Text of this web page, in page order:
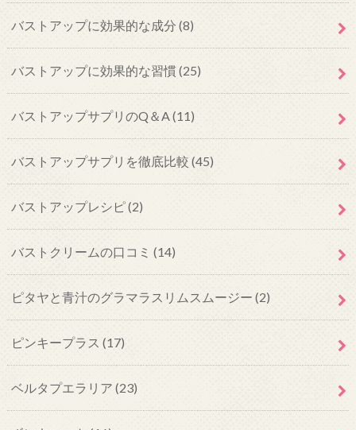
バストアップに効果的な成分 (8)
バストアップに効果的な習慣(25)
バストアップサプリのQ＆A(11)
バストアップサプリを徹底比較 (45)
バストアップレシピ(2)
バストクリームの口コミ (14)
ピタヤと青汁のグラマラスリムスムージー (2)
ピンキープラス (17)
ベルタプエラリア (23)